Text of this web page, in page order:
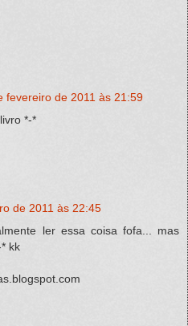
fevereiro de 2011 às 21:59
*-*
de 2011 às 22:45
ler essa coisa fofa... mas
kk